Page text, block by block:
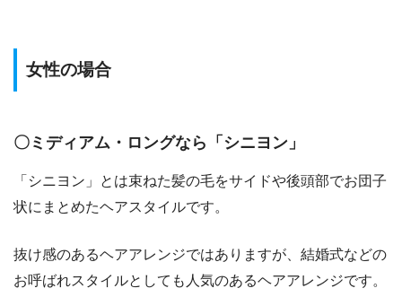
女性の場合
〇ミディアム・ロングなら「シニヨン」
「シニヨン」とは束ねた髪の毛をサイドや後頭部でお団子
状にまとめたヘアスタイルです。
抜け感のあるヘアアレンジではありますが、結婚式などの
お呼ばれスタイルとしても人気のあるヘアアレンジです。